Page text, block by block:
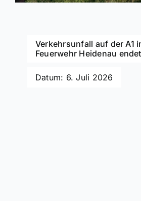
Verkehrsunfall auf der A1
Feuerwehr Heidenau
Datum: 6. Juli 2026